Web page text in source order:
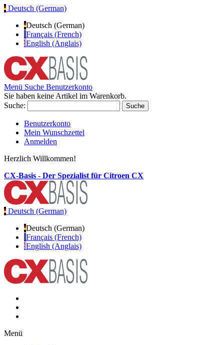
Deutsch (German)
Deutsch (German)
Français (French)
English (Anglais)
Menü Suche Benutzerkonto
Sie haben keine Artikel im Warenkorb.
Suche:
Suche
Benutzerkonto
Mein Wunschzettel
Anmelden
Herzlich Willkommen!
CX-Basis - Der Spezialist für Citroen CX
Deutsch (German)
Deutsch (German)
Français (French)
English (Anglais)
Menü